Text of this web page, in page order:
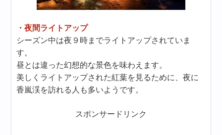
・夜間ライトアップ
シーズン中は夜９時までライトアップされていま
す。
昼とは違った幻想的な景色を味わえます。
美しくライトアップされた紅葉を見るために、夜に
香嵐渓を訪れる人も多いようです。
スポンサードリンク